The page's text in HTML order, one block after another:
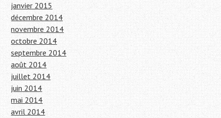
janvier 2015
décembre 2014
novembre 2014
octobre 2014
septembre 2014
août 2014
juillet 2014
juin 2014
mai 2014
avril 2014